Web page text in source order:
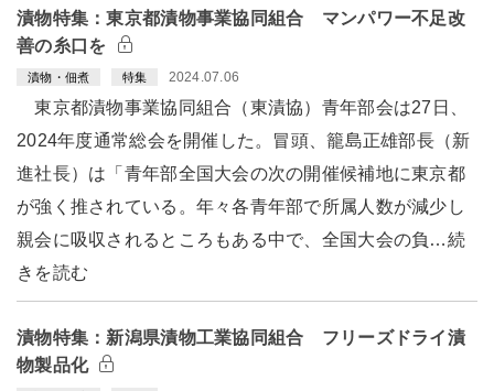
漬物特集：東京都漬物事業協同組合 マンパワー不足改
善の糸口を
漬物・佃煮 特集 2024.07.06
東京都漬物事業協同組合（東漬協）青年部会は27日、
2024年度通常総会を開催した。冒頭、籠島正雄部長（新
進社長）は「青年部全国大会の次の開催候補地に東京都
が強く推されている。年々各青年部で所属人数が減少し
親会に吸収されるところもある中で、全国大会の負…続
きを読む
漬物特集：新潟県漬物工業協同組合 フリーズドライ漬
物製品化